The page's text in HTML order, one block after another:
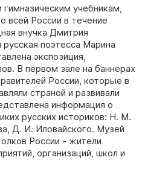
учебникам,
всей России в течение
внучка Дмитрия
поэтесса Марина
экспозиция,
В первом зале на баннерах
России, которые в
страной и развивали
информация о
русских историков: Н. М.
Д. И. Иловайского. Музей
России - жители
организаций, школ и